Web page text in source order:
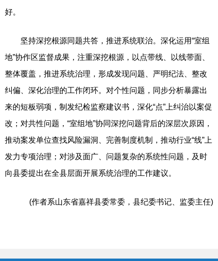
好。
坚持深挖根源同题共答，推进系统联治。深化运用“室组
地”协作区监督成果，注重深挖根源，以点带线、以线带面、
整体覆盖，推进系统治理，形成发现问题、严明纪法、整改
纠偏、深化治理的工作闭环。对个性问题，同步分析暴露出
来的短板弱项，制发纪检监察建议书，深化“点”上纠治以案促
改；对共性问题，“室组地”协同深挖问题背后的深层次原因，
推动案发单位查找风险漏洞、完善制度机制，推动行业“线”上
发力专项治理；对涉及面广、问题复杂的系统性问题，及时
向县委提出在全县层面开展系统治理的工作建议。
(作者系山东省嘉祥县委常委，县纪委书记、监委主任)